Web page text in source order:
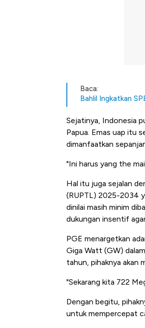
Baca:
Bahlil Ingkatkan
Sejatinya, Indonesia
Papua. Emas uap itu
dimanfaatkan
"Ini harus yang the
Hal itu juga sejalan
(RUPTL) 2025-2034
dinilai masih minim
dukungan insentif
PGE menargetkan
Giga Watt (GW)
tahun, pihaknya akan
"Sekarang kita 722
Dengan begitu,
untuk mempercepat